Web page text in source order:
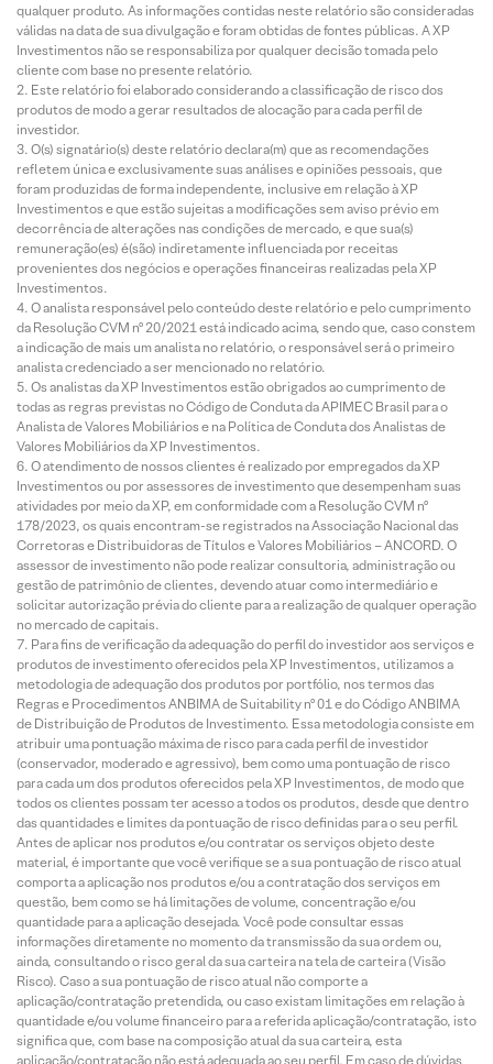
qualquer produto. As informações contidas neste relatório são consideradas
válidas na data de sua divulgação e foram obtidas de fontes públicas. A XP
Investimentos não se responsabiliza por qualquer decisão tomada pelo
cliente com base no presente relatório.
Este relatório foi elaborado considerando a classificação de risco dos
produtos de modo a gerar resultados de alocação para cada perfil de
investidor.
O(s) signatário(s) deste relatório declara(m) que as recomendações
refletem única e exclusivamente suas análises e opiniões pessoais, que
foram produzidas de forma independente, inclusive em relação à XP
Investimentos e que estão sujeitas a modificações sem aviso prévio em
decorrência de alterações nas condições de mercado, e que sua(s)
remuneração(es) é(são) indiretamente influenciada por receitas
provenientes dos negócios e operações financeiras realizadas pela XP
Investimentos.
O analista responsável pelo conteúdo deste relatório e pelo cumprimento
da Resolução CVM nº 20/2021 está indicado acima, sendo que, caso constem
a indicação de mais um analista no relatório, o responsável será o primeiro
analista credenciado a ser mencionado no relatório.
Os analistas da XP Investimentos estão obrigados ao cumprimento de
todas as regras previstas no Código de Conduta da APIMEC Brasil para o
Analista de Valores Mobiliários e na Política de Conduta dos Analistas de
Valores Mobiliários da XP Investimentos.
O atendimento de nossos clientes é realizado por empregados da XP
Investimentos ou por assessores de investimento que desempenham suas
atividades por meio da XP, em conformidade com a Resolução CVM nº
178/2023, os quais encontram-se registrados na Associação Nacional das
Corretoras e Distribuidoras de Títulos e Valores Mobiliários – ANCORD. O
assessor de investimento não pode realizar consultoria, administração ou
gestão de patrimônio de clientes, devendo atuar como intermediário e
solicitar autorização prévia do cliente para a realização de qualquer operação
no mercado de capitais.
Para fins de verificação da adequação do perfil do investidor aos serviços e
produtos de investimento oferecidos pela XP Investimentos, utilizamos a
metodologia de adequação dos produtos por portfólio, nos termos das
Regras e Procedimentos ANBIMA de Suitability nº 01 e do Código ANBIMA
de Distribuição de Produtos de Investimento. Essa metodologia consiste em
atribuir uma pontuação máxima de risco para cada perfil de investidor
(conservador, moderado e agressivo), bem como uma pontuação de risco
para cada um dos produtos oferecidos pela XP Investimentos, de modo que
todos os clientes possam ter acesso a todos os produtos, desde que dentro
das quantidades e limites da pontuação de risco definidas para o seu perfil.
Antes de aplicar nos produtos e/ou contratar os serviços objeto deste
material, é importante que você verifique se a sua pontuação de risco atual
comporta a aplicação nos produtos e/ou a contratação dos serviços em
questão, bem como se há limitações de volume, concentração e/ou
quantidade para a aplicação desejada. Você pode consultar essas
informações diretamente no momento da transmissão da sua ordem ou,
ainda, consultando o risco geral da sua carteira na tela de carteira (Visão
Risco). Caso a sua pontuação de risco atual não comporte a
aplicação/contratação pretendida, ou caso existam limitações em relação à
quantidade e/ou volume financeiro para a referida aplicação/contratação, isto
significa que, com base na composição atual da sua carteira, esta
aplicação/contratação não está adequada ao seu perfil. Em caso de dúvidas